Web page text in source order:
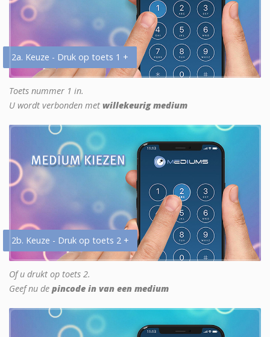
2a. Keuze - Druk op toets 1 +
Toets nummer 1 in.
U wordt verbonden met willekeurig medium
2b. Keuze - Druk op toets 2 +
Of u drukt op toets 2.
Geef nu de pincode in van een medium